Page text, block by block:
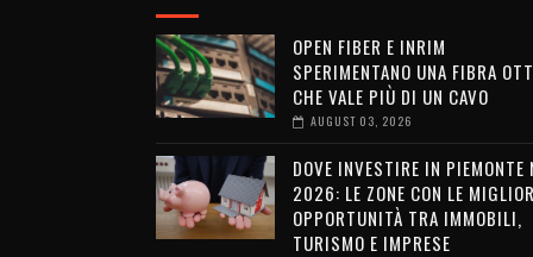
OPEN FIBER E INRIM
SPERIMENTANO UNA FIBRA
CHE VALE PIÙ DI UN CAVO
AUGUST 03, 2026
DOVE INVESTIRE IN PIEMONTE
2026: LE ZONE CON LE
OPPORTUNITÀ TRA IMMOBILI,
TURISMO E IMPRESE